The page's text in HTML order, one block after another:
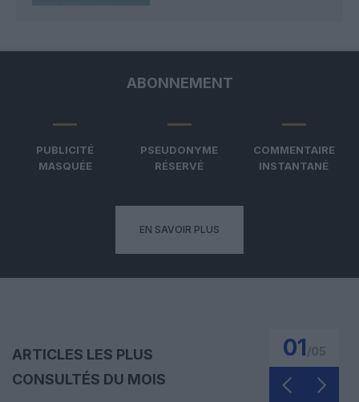
ABONNEMENT
PUBLICITÉ
MASQUÉE
PSEUDONYME
RÉSERVÉ
COMMENTAIRE
INSTANTANÉ
EN SAVOIR PLUS
ARTICLES LES PLUS
CONSULTÉS DU MOIS
01